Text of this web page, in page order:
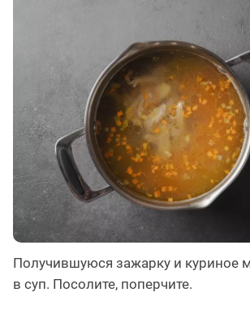
Получившуюся зажарку и куриное
в суп. Посолите, поперчите.